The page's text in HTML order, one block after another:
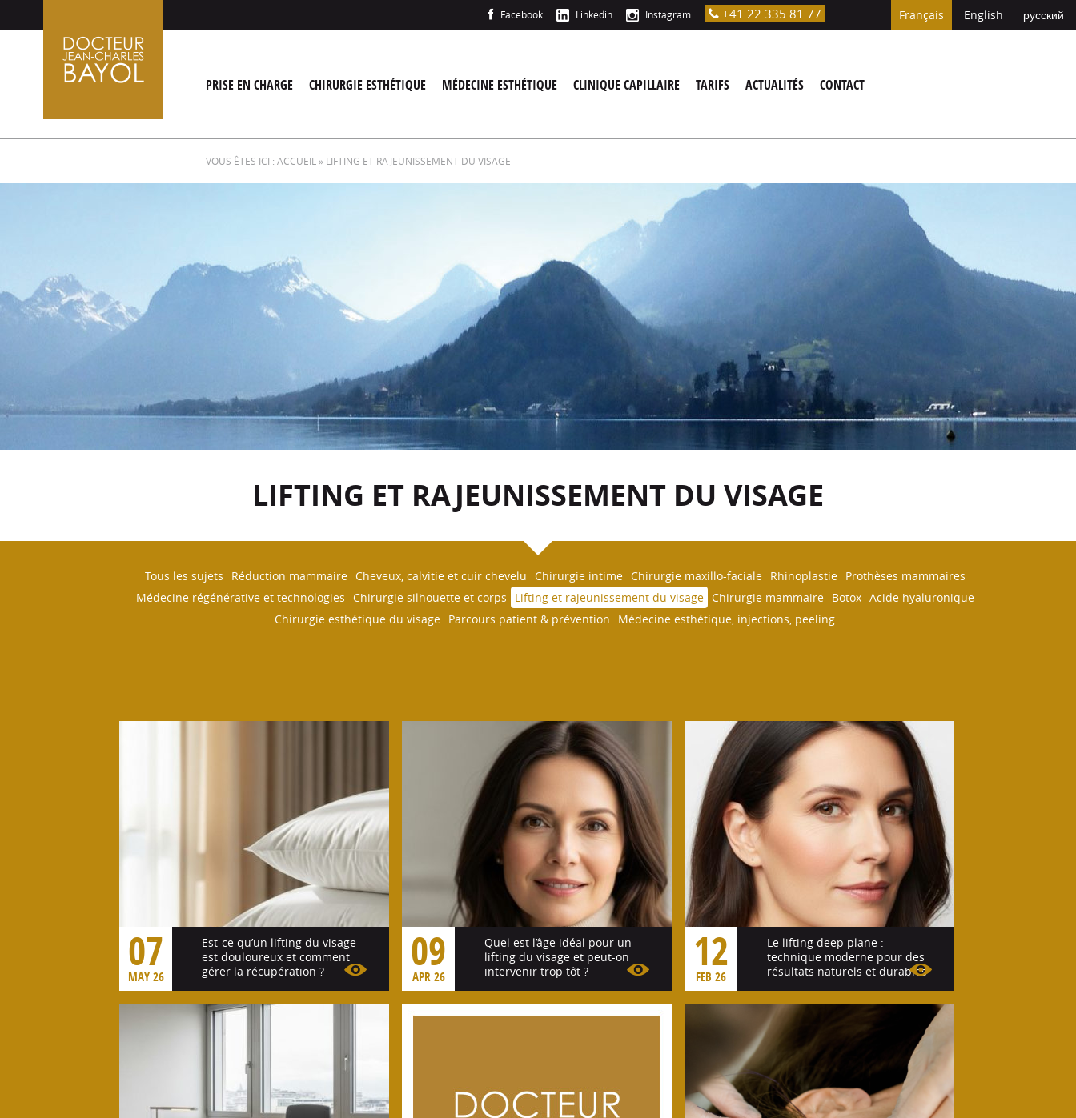
Facebook Linkedin Instagram  +41 22 335 81 77 Français English русский
PRISE EN CHARGE CHIRURGIE ESTHÉTIQUE MÉDECINE ESTHÉTIQUE CLINIQUE CAPILLAIRE TARIFS ACTUALITÉS CONTACT
VOUS ÊTES ICI : ACCUEIL » LIFTING ET RAJEUNISSEMENT DU VISAGE
LIFTING ET RAJEUNISSEMENT DU VISAGE
Tous les sujets Réduction mammaire Cheveux, calvitie et cuir chevelu Chirurgie intime Chirurgie maxillo-faciale Rhinoplastie
Prothèses mammaires
Médecine régénérative et technologies Chirurgie silhouette et corps Lifting et rajeunissement du visage Chirurgie mammaire Botox Acide hyaluronique
Chirurgie esthétique du visage Parcours patient & prévention Médecine esthétique, injections, peeling
07
MAY 26
Est-ce qu’un lifting du visage
est douloureux et comment
gérer la récupération ?
Voir l'article
09
APR 26
Quel est l’âge idéal pour un
lifting du visage et peut-on
intervenir trop tôt ?
Voir l'article
12
FEB 26
Le lifting deep plane :
technique moderne pour des
résultats naturels et durables
Voir l'article